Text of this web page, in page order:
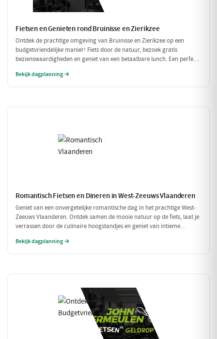
Fietsen en Genieten rond Bruinisse en Zierikzee
Ontdek de prachtige omgeving van Bruinisse en Zierikzee op een
budgetvriendelijke manier! Fiets door de natuur, bezoek gratis
bezienswaardigheden en geniet van een betaalbare lunch. Een perfecte
Bekijk dagplanning →
Romantisch Fietsen en Dineren in West-Zeeuws Vlaanderen
Geniet van een onvergetelijke romantische dag in het prachtige West-
Zeeuws Vlaanderen. Ontdek samen de mooie natuur op de fiets, laat je
verrassen door de culinaire hoogstandjes en geniet van intieme
romantiek!
Bekijk dagplanning →